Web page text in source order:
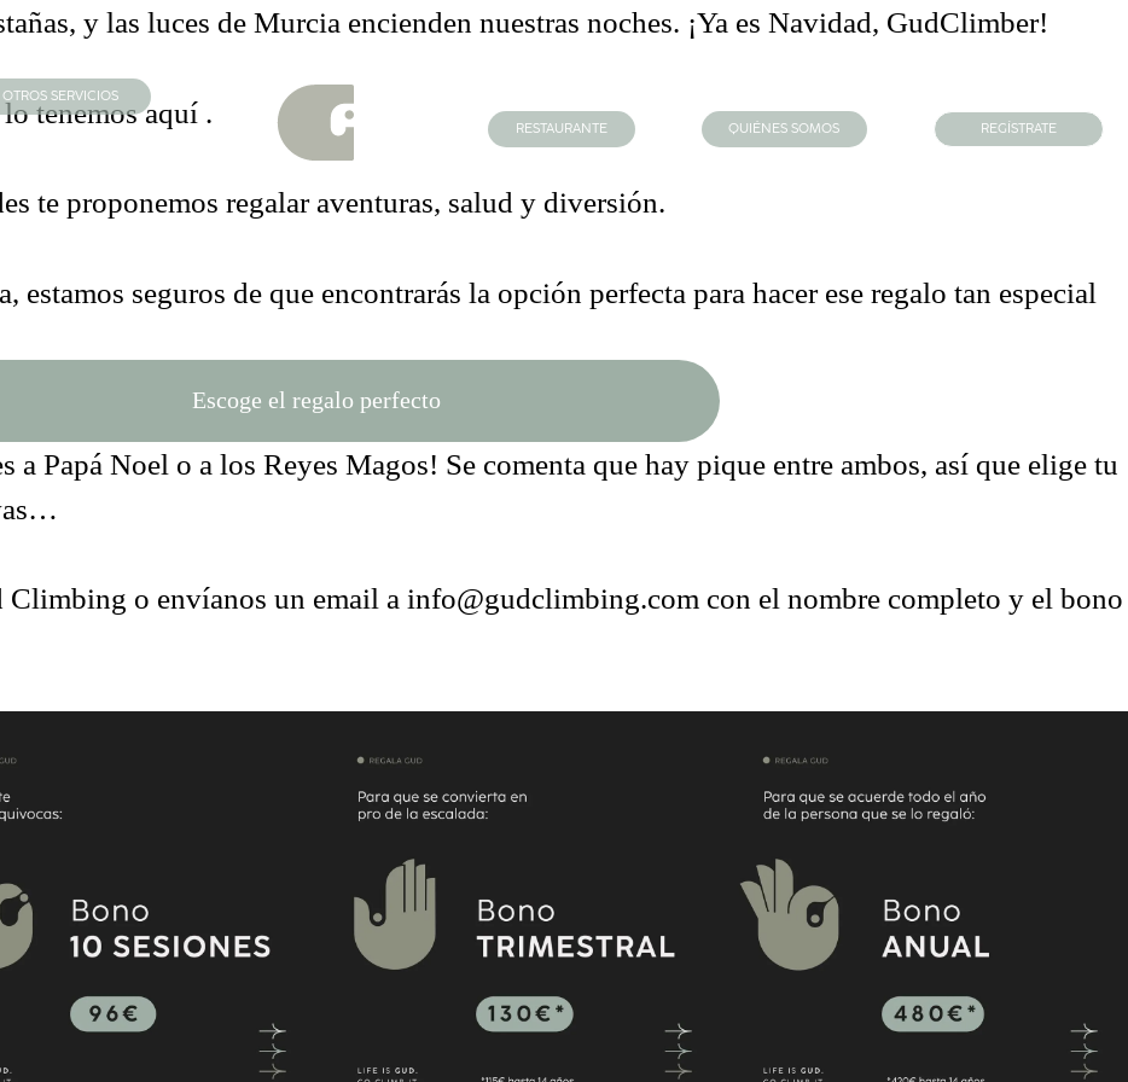
OTROS SERVICIOS
RESTAURANTE QUIÉNES SOMOS REGÍSTRATE
y las luces de Murcia encienden nuestras noches. ¡Ya es Navidad, GudClimber!
tenemos aquí .
te proponemos regalar aventuras, salud y diversión.
estamos seguros de que encontrarás la opción perfecta para hacer ese regalo tan especial
Escoge el regalo perfecto
a Papá Noel o a los Reyes Magos! Se comenta que hay pique entre ambos, así que elige tu
Climbing o envíanos un email a info@gudclimbing.com con el nombre completo y el bono